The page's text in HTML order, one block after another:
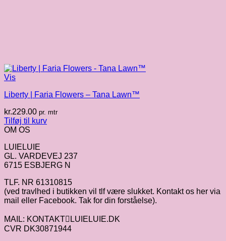
Vis
Liberty | Faria Flowers – Tana Lawn™
kr.229.00 pr. mtr
Tilføj til kurv
OM OS
LUIELUIE
GL. VARDEVEJ 237
6715 ESBJERG N
TLF. NR 61310815
(ved travlhed i butikken vil tlf være slukket. Kontakt os her via
mail eller Facebook. Tak for din forståelse).
MAIL: KONTAKTLUIELUIE.DK
CVR DK30871944